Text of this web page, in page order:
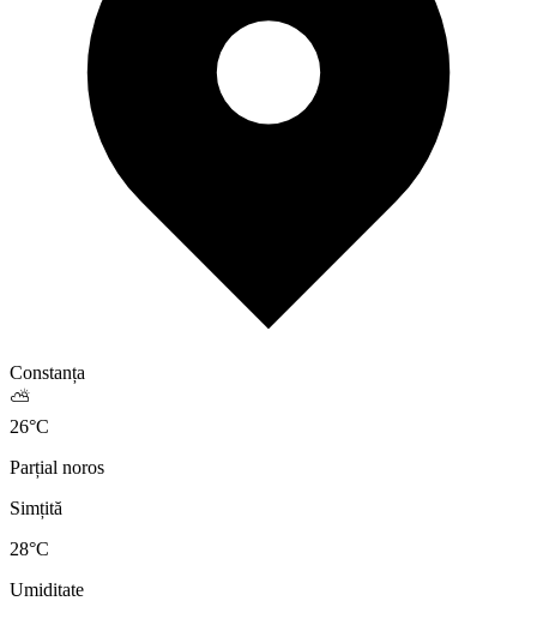
Constanța
⛅
26°C
Parțial noros
Simțită
28°C
Umiditate